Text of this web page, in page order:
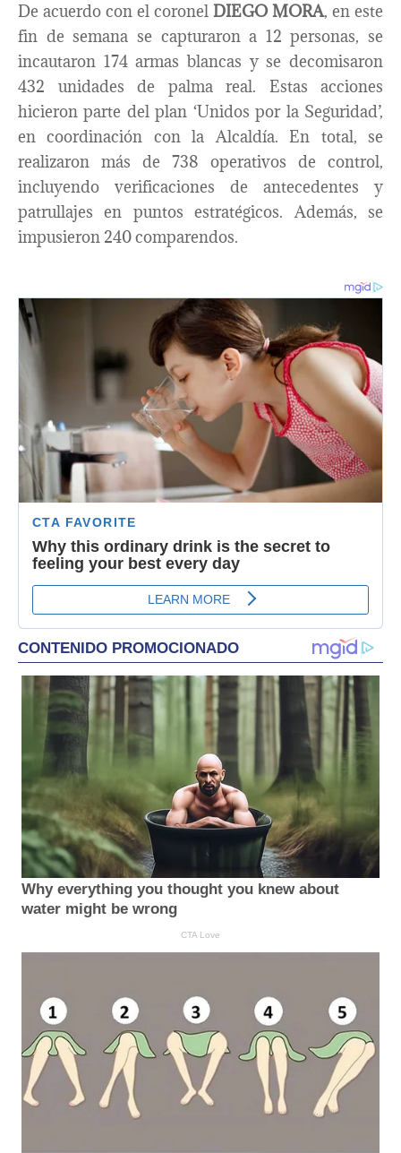
De acuerdo con el coronel DIEGO MORA, en este
fin de semana se capturaron a 12 personas, se
incautaron 174 armas blancas y se decomisaron
432 unidades de palma real. Estas acciones
hicieron parte del plan ‘Unidos por la Seguridad’,
en coordinación con la Alcaldía. En total, se
realizaron más de 738 operativos de control,
incluyendo verificaciones de antecedentes y
patrullajes en puntos estratégicos. Además, se
impusieron 240 comparendos.